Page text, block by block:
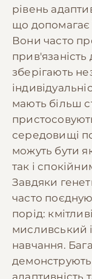
рівень
що допомагає
Вони часто
прив'язаність
зберігають
мають більш
середовищі
можуть бути
так і
Завдяки
часто
порід:
мисливський
навчання.